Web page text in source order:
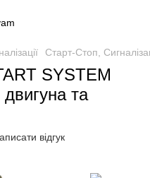
Старт-Стоп,
SYSTEM
та
відгук